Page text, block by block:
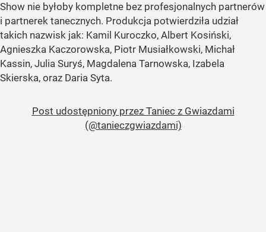
Show nie byłoby kompletne bez profesjonalnych partnerów
i partnerek tanecznych. Produkcja potwierdziła udział
takich nazwisk jak: Kamil Kuroczko, Albert Kosiński,
Agnieszka Kaczorowska, Piotr Musiałkowski, Michał
Kassin, Julia Suryś, Magdalena Tarnowska, Izabela
Skierska, oraz Daria Syta.
Post udostępniony przez Taniec z Gwiazdami
(@tanieczgwiazdami)